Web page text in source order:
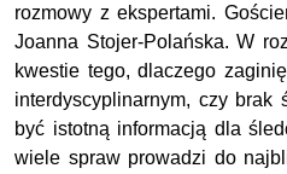
rozmowy z ekspertami.
Joanna Stojer-Polańska. W
kwestie tego, dlaczego
interdyscyplinarnym, czy brak
być istotną informacją dla
wiele spraw prowadzi do